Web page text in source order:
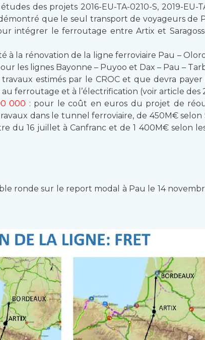
des projets 2016-EU-TA-0210-S, 2019-EU-
que le seul transport de voyageurs de
intégrer le ferroutage entre Artix et
à la rénovation de la ligne ferroviaire Pau –
les lignes Bayonne – Puyoo et Dax – Pau –
estimés par le CROC et que devra
ferroutage et à l’électrification (voir article des
000 : pour le coût en euros du projet de
dans le tunnel ferroviaire, de 450M€ selon
du 16 juillet à Canfranc et de 1 400M€ selon
ronde sur le report modal à Pau le 14